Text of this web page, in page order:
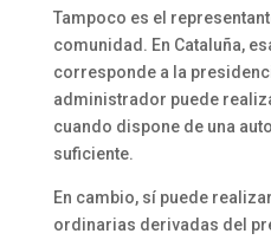
Tampoco es el
comunidad. En Cataluña,
corresponde a la
administrador puede
cuando dispone de una
suficiente.
En cambio, sí puede
ordinarias derivadas del